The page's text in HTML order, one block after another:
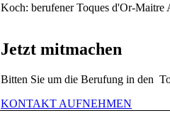
Koch: berufener Toques d'Or-Maitre
Jetzt mitmachen
Bitten Sie um die Berufung in den
KONTAKT AUFNEHMEN